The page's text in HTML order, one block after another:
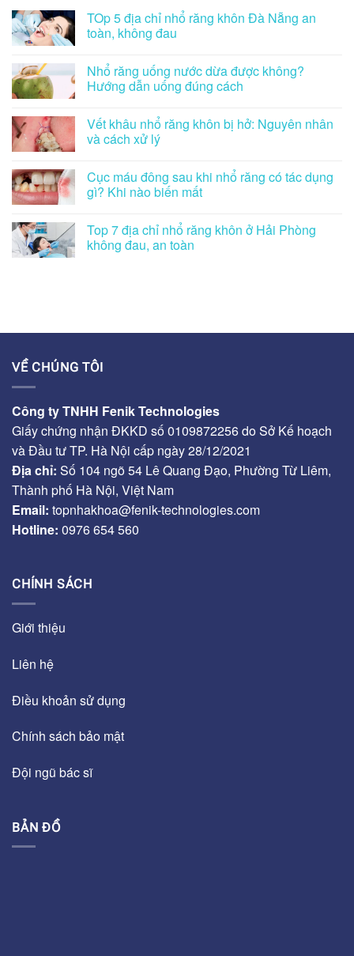
TOp 5 địa chỉ nhổ răng khôn Đà Nẵng an
toàn, không đau
Nhổ răng uống nước dừa được không?
Hướng dẫn uống đúng cách
Vết khâu nhổ răng khôn bị hở: Nguyên nhân
và cách xử lý
Cục máu đông sau khi nhổ răng có tác dụng
gì? Khi nào biến mất
Top 7 địa chỉ nhổ răng khôn ở Hải Phòng
không đau, an toàn
VỀ CHÚNG TÔI
Công ty TNHH Fenik Technologies
Giấy chứng nhận ĐKKD số 0109872256 do Sở Kế hoạch
và Đầu tư TP. Hà Nội cấp ngày 28/12/2021
Địa chỉ: Số 104 ngõ 54 Lê Quang Đạo, Phường Từ Liêm,
Thành phố Hà Nội, Việt Nam
Email: topnhakhoa@fenik-technologies.com
Hotline: 0976 654 560
CHÍNH SÁCH
Giới thiệu
Liên hệ
Điều khoản sử dụng
Chính sách bảo mật
Đội ngũ bác sĩ
BẢN ĐỒ